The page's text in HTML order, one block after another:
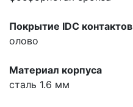
Покрытие IDC контактов
олово
Материал корпуса
сталь 1.6 мм